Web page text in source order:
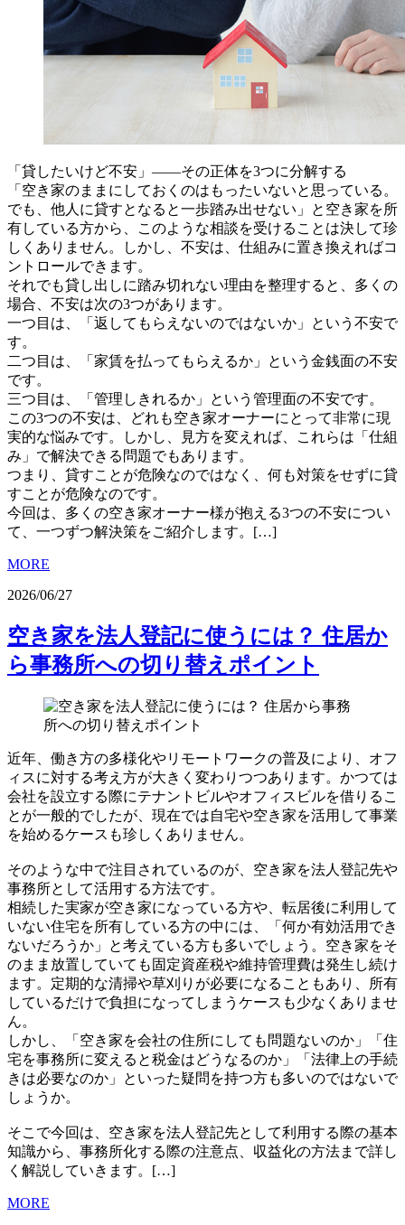
「貸したいけど不安」――その正体を3つに分解する
「空き家のままにしておくのはもったいないと思っている。
でも、他人に貸すとなると一歩踏み出せない」と空き家を所
有している方から、このような相談を受けることは決して珍
しくありません。しかし、不安は、仕組みに置き換えればコ
ントロールできます。
それでも貸し出しに踏み切れない理由を整理すると、多くの
場合、不安は次の3つがあります。
一つ目は、「返してもらえないのではないか」という不安で
す。
二つ目は、「家賃を払ってもらえるか」という金銭面の不安
です。
三つ目は、「管理しきれるか」という管理面の不安です。
この3つの不安は、どれも空き家オーナーにとって非常に現
実的な悩みです。しかし、見方を変えれば、これらは「仕組
み」で解決できる問題でもあります。
つまり、貸すことが危険なのではなく、何も対策をせずに貸
すことが危険なのです。
今回は、多くの空き家オーナー様が抱える3つの不安につい
て、一つずつ解決策をご紹介します。[…]
MORE
2026/06/27
空き家を法人登記に使うには？ 住居か
ら事務所への切り替えポイント
近年、働き方の多様化やリモートワークの普及により、オフ
ィスに対する考え方が大きく変わりつつあります。かつては
会社を設立する際にテナントビルやオフィスビルを借りるこ
とが一般的でしたが、現在では自宅や空き家を活用して事業
を始めるケースも珍しくありません。
そのような中で注目されているのが、空き家を法人登記先や
事務所として活用する方法です。
相続した実家が空き家になっている方や、転居後に利用して
いない住宅を所有している方の中には、「何か有効活用でき
ないだろうか」と考えている方も多いでしょう。空き家をそ
のまま放置していても固定資産税や維持管理費は発生し続け
ます。定期的な清掃や草刈りが必要になることもあり、所有
しているだけで負担になってしまうケースも少なくありませ
ん。
しかし、「空き家を会社の住所にしても問題ないのか」「住
宅を事務所に変えると税金はどうなるのか」「法律上の手続
きは必要なのか」といった疑問を持つ方も多いのではないで
しょうか。
そこで今回は、空き家を法人登記先として利用する際の基本
知識から、事務所化する際の注意点、収益化の方法まで詳し
く解説していきます。[…]
MORE